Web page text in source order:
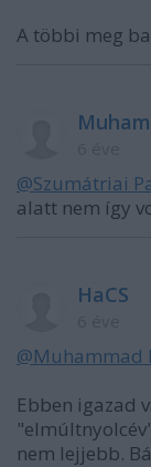
A többi meg
@Szumátriai
alatt nem így
HaCS
@Muhammad
Ebben igazad
nem lejjebb.